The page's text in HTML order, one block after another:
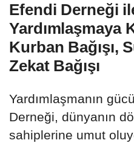
Efendi Derneği
Yardımlaşmaya
Kurban Bağışı,
Zekat Bağışı
Yardımlaşmanın
Derneği, dünyanın
sahiplerine umut